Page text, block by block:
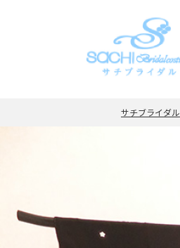
サチブライダル